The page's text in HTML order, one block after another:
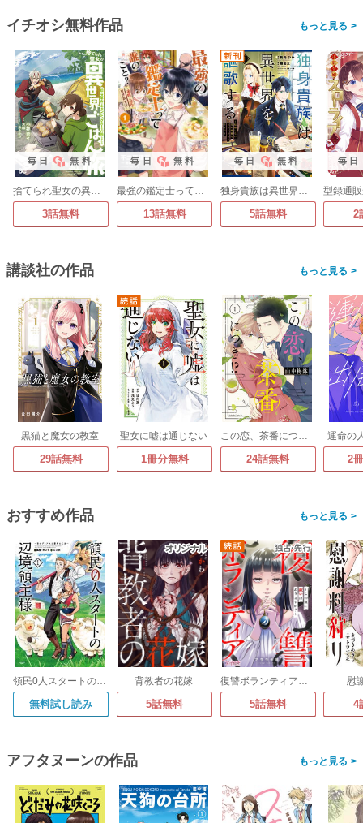
イチオシ無料作品 >
毎日 無料
捨てられ聖女の異世界ごはん旅 隠れスキルでキャンピングカーを召喚しました
3話無料
毎日 無料
最強の鑑定士って誰のこと?
13話無料
毎日 無料
独身貴族は異世界を謳歌する ～結婚しない男の優雅なおひとりさまライフ～
5話無料
毎日
2
講談社の作品 >
黒猫と魔女の教室
29話無料
聖女に嘘は通じない
1冊分無料
この恋、茶番につき!?
24話無料
運命の
2
おすすめ作品 >
領民0人スタートの辺境領主様 ～青のディアスと蒼角の乙女～
無料試し読み
背教者の花嫁
5話無料
復讐ボランティア～この世に救いはありますか?～
5話無料
慰
4
アフタヌーンの作品 >